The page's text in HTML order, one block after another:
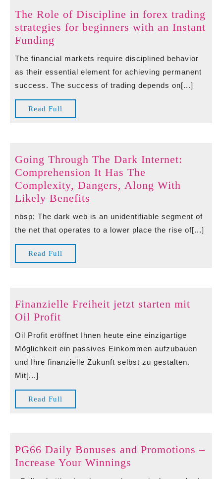
The Role of Discipline in forex trading
strategies for beginners with an Instant
Funding
of
Discipline
in
forex
trading
beginners
with
an
Instant
The financial markets require disciplined behavior
as their essential element for achieving permanent
success. The success of trading depends on[...]
Read Full
Full
Going Through The Dark Internet:
Comprehension It Has The
Complexity, Dangers, Along With
Likely Benefits
The
Dark
The
Complexity,
Along
With
Likely
nbsp; The dark web is an unidentifiable segment of
the net that operates to a lower place the rise of[...]
Read Full
Full
Finanzielle Freiheit jetzt starten mit
Oil Profit
jetzt
starten
mit
Profit
Oil Profit eröffnet Ihnen heute eine einzigartige
Möglichkeit ein passives Einkommen aufzubauen
und Ihre finanzielle Zukunft selbst zu gestalten.
Mit[...]
Read Full
Full
PG66 Daily Bonuses and Promotions –
Increase Your Winnings